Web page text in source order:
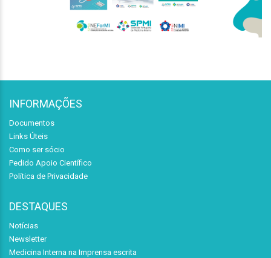
INFORMAÇÕES
Documentos
Links Úteis
Como ser sócio
Pedido Apoio Científico
Política de Privacidade
DESTAQUES
Notícias
Newsletter
Medicina Interna na Imprensa escrita